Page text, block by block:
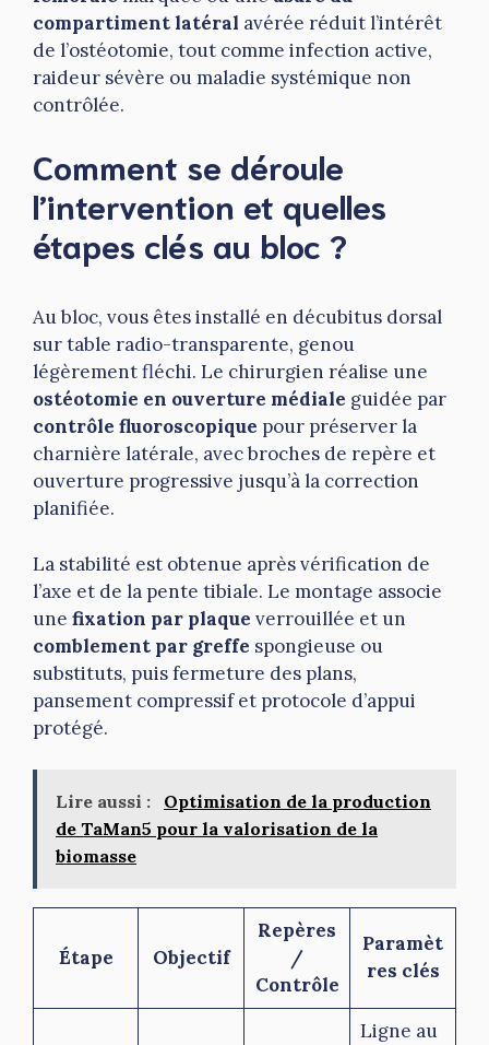
compartiment latéral avérée réduit l’intérêt
de l’ostéotomie, tout comme infection active,
raideur sévère ou maladie systémique non
contrôlée.
Comment se déroule
l’intervention et quelles
étapes clés au bloc ?
Au bloc, vous êtes installé en décubitus dorsal
sur table radio-transparente, genou
légèrement fléchi. Le chirurgien réalise une
ostéotomie en ouverture médiale guidée par
contrôle fluoroscopique pour préserver la
charnière latérale, avec broches de repère et
ouverture progressive jusqu’à la correction
planifiée.
La stabilité est obtenue après vérification de
l’axe et de la pente tibiale. Le montage associe
une fixation par plaque verrouillée et un
comblement par greffe spongieuse ou
substituts, puis fermeture des plans,
pansement compressif et protocole d’appui
protégé.
Lire aussi :
Optimisation de la production
de TaMan5 pour la valorisation de la
biomasse
Étape Objectif
Repères
/
Contrôle
Paramèt
res clés
Ligne au